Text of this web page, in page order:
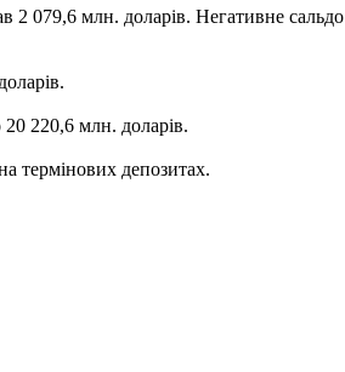
079,6 млн. доларів. Негативне
220,6 млн. доларів.
термінових депозитах.